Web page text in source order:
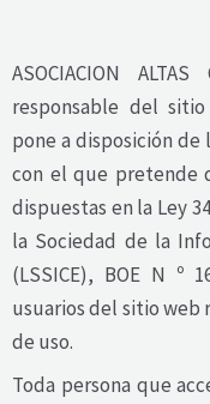
ASOCIACION ALTAS
responsable del sitio
pone a disposición
con el que pretende
dispuestas en la Ley
la Sociedad de la
(LSSICE), BOE N º
usuarios del sitio web
de uso.
Toda persona que